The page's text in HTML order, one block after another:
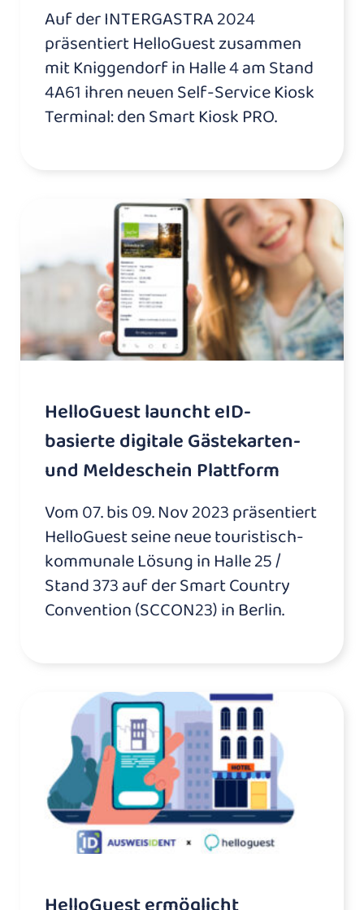
Auf der INTERGASTRA 2024
präsentiert HelloGuest zusammen
mit Kniggendorf in Halle 4 am Stand
4A61 ihren neuen Self-Service Kiosk
Terminal: den Smart Kiosk PRO.
HelloGuest launcht eID-
basierte digitale Gästekarten-
und Meldeschein Plattform
Vom 07. bis 09. Nov 2023 präsentiert
HelloGuest seine neue touristisch-
kommunale Lösung in Halle 25 /
Stand 373 auf der Smart Country
Convention (SCCON23) in Berlin.